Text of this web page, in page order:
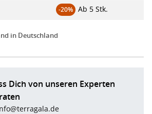
-20% Ab 5 Stk.
in Deutschland
Dich von unseren Experten